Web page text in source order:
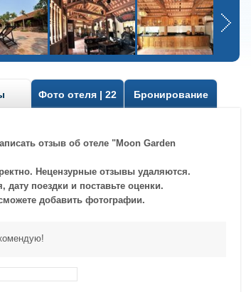
Фото отеля | 22 Бронирование
отзыв об отеле "Moon Garden
Нецензурные отзывы удаляются.
дату поездки и поставьте оценки.
добавить фотографии.